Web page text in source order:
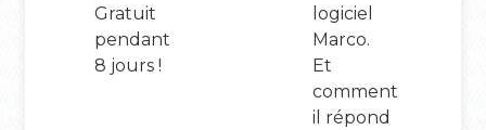
Gratuit
pendant
8 jours !
logiciel
Marco.
Et
comment
il répond